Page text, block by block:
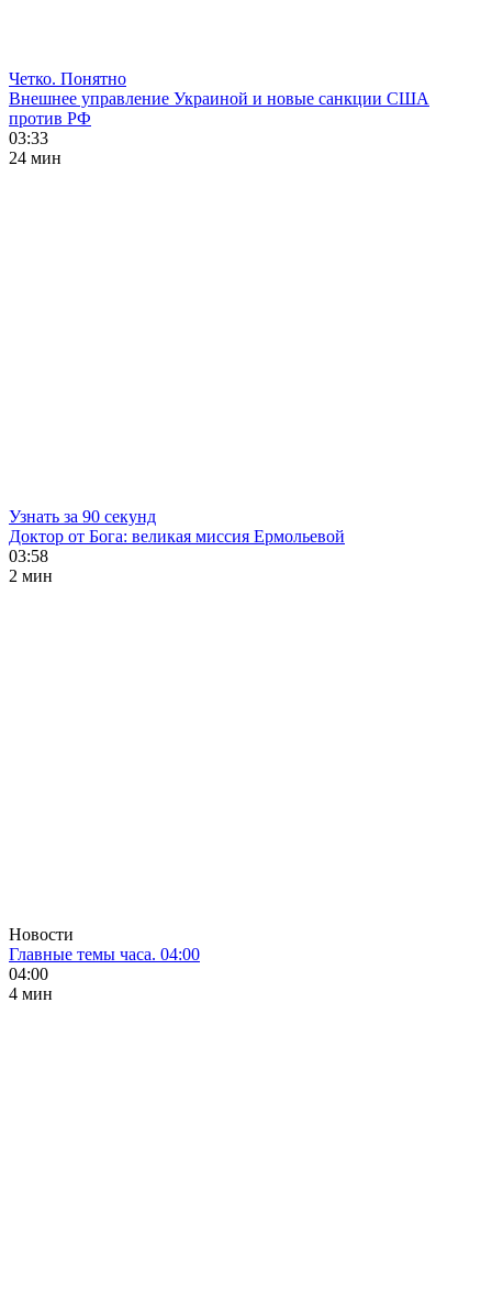
Четко. Понятно
Внешнее управление Украиной и новые санкции США
против РФ
03:33
24 мин
Узнать за 90 секунд
Доктор от Бога: великая миссия Ермольевой
03:58
2 мин
Новости
Главные темы часа. 04:00
04:00
4 мин